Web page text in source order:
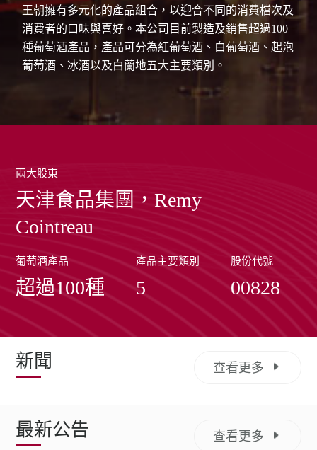
王朝擁有多元化的產品組合，以迎合不同的消費檔次及
消費者的口味與喜好。本公司目前製造及銷售超過100
種葡萄酒產品，產品可分為紅葡萄酒、白葡萄酒、起泡
葡萄酒、冰酒以及白蘭地五大主要類別。
兩大股東
天津食品集團，Remy
Cointreau
葡萄酒產品
超過100種
產品主要類別
5
股份代號
00828
新聞 查看更多
最新公告 查看更多